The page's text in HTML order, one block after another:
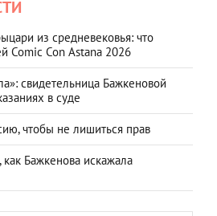
из средневековья: что
Comic Con Astana 2026
свидетельница Бажкеновой
в суде
чтобы не лишиться прав
как Бажкенова искажала